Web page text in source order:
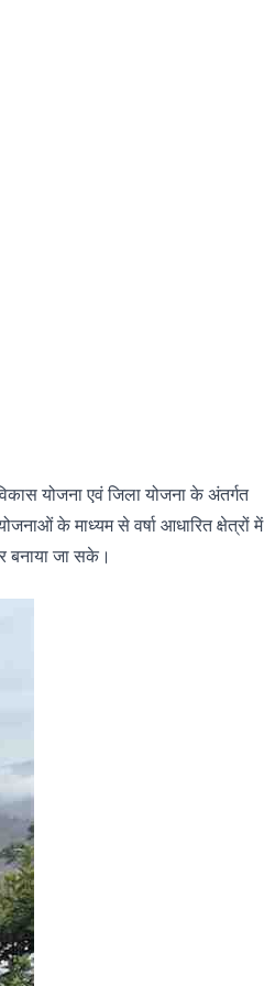
योजना एवं जिला योजना के अंतर्गत
के माध्यम से वर्षा आधारित क्षेत्रों में
बनाया जा सके।